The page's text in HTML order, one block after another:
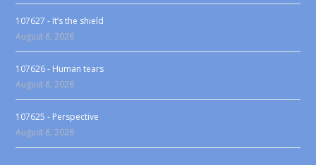
107627 - It’s the shield
August 6, 2026
107626 - Human tears
August 6, 2026
107625 - Perspective
August 6, 2026